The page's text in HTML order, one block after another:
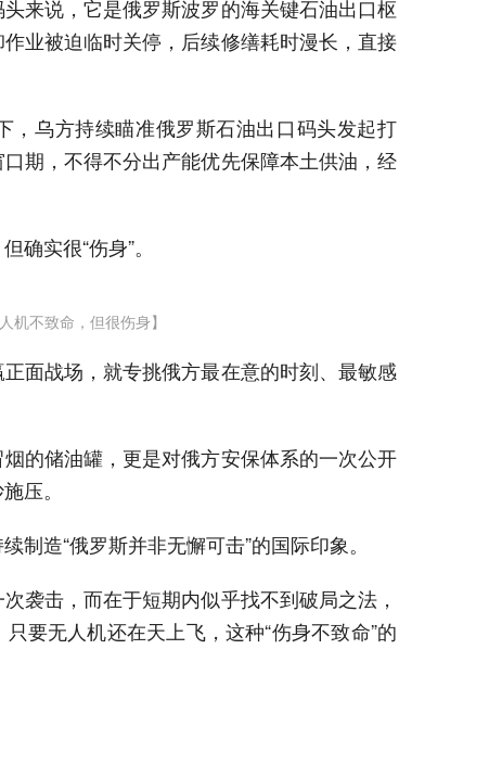
来说，它是俄罗斯波罗的海关键石油出口枢
业被迫临时关停，后续修缮耗时漫长，直接
，乌方持续瞄准俄罗斯石油出口码头发起打
期，不得不分出产能优先保障本土供油，经
确实很“伤身”。
机不致命，但很伤身】
面战场，就专挑俄方最在意的时刻、最敏感
的储油罐，更是对俄方安保体系的一次公开
压。
制造“俄罗斯并非无懈可击”的国际印象。
袭击，而在于短期内似乎找不到破局之法，
要无人机还在天上飞，这种“伤身不致命”的